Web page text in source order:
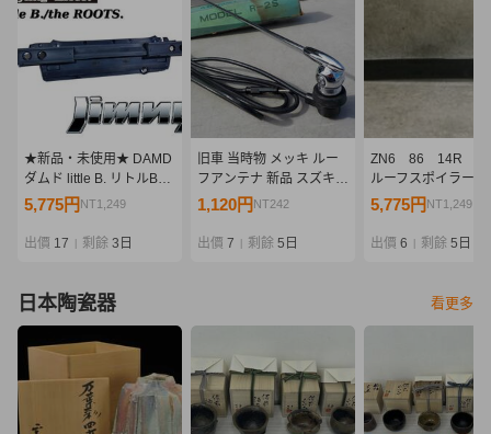
★新品・未使用★ DAMD
ダムド little B. リトルB
the ROOTS.ザ・ルーツ
パー 外装 エアロ 即納
5,775円 NT1,249
出價 17 剩餘 3日
旧車 当時物 メッキ ルー
フアンテナ 新品 スズキ
フロンテ クーペ 360
すゞ ベレット GT GTR
1,120円 NT242
出價 7 剩餘 5日
ZN6 86 14R
ルーフスポイラー
［31QF33］
5,775円 NT1,249
出價 6 剩餘 5日
日本陶瓷器 看更多